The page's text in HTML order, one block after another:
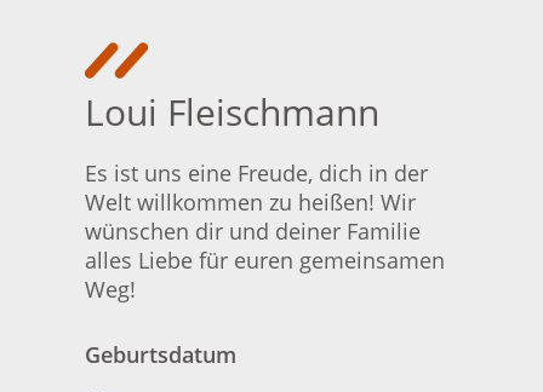
Loui Fleischmann
Es ist uns eine Freude, dich in der
Welt willkommen zu heißen! Wir
wünschen dir und deiner Familie
alles Liebe für euren gemeinsamen
Weg!
Geburtsdatum